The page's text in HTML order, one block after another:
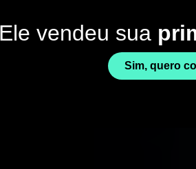
Ele vendeu sua
Sim, quero